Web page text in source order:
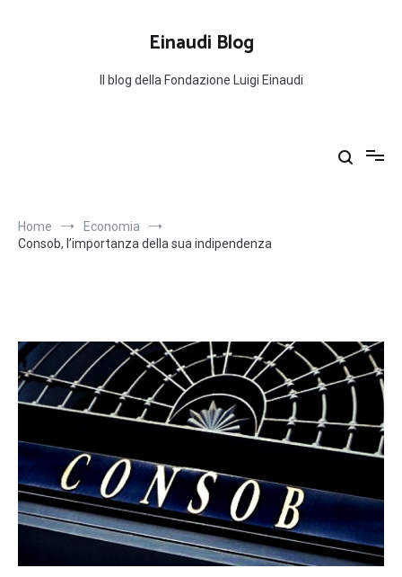
Einaudi Blog
Il blog della Fondazione Luigi Einaudi
Home
Economia
Consob, l’importanza della sua indipendenza